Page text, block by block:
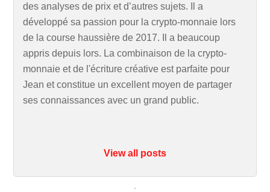
des analyses de prix et d’autres sujets. Il a
développé sa passion pour la crypto-monnaie lors
de la course haussière de 2017. Il a beaucoup
appris depuis lors. La combinaison de la crypto-
monnaie et de l'écriture créative est parfaite pour
Jean et constitue un excellent moyen de partager
ses connaissances avec un grand public.
View all posts